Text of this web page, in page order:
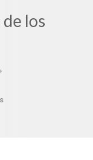
los